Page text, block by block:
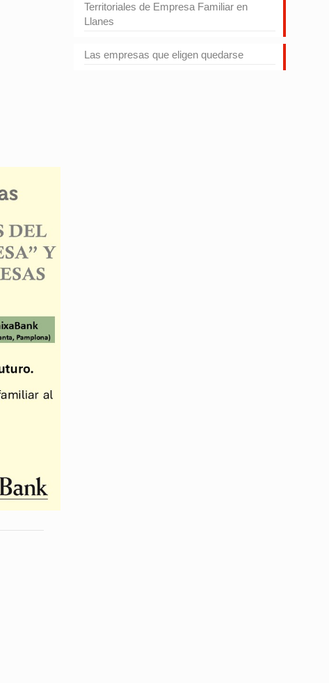
Territoriales de Empresa Familiar en
Llanes
Las empresas que eligen quedarse